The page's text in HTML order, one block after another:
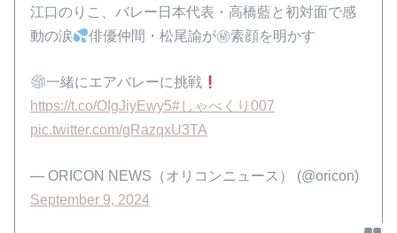
江口のりこ、バレー日本代表・高橋藍と初対面で感
動の涙
俳優仲間・松尾諭が㊙素顔を明かす
一緒にエアバレーに挑戦
https://t.co/OIgJiyEwy5#しゃべくり007
pic.twitter.com/gRazqxU3TA
— ORICON NEWS（オリコンニュース） (@oricon)
September 9, 2024